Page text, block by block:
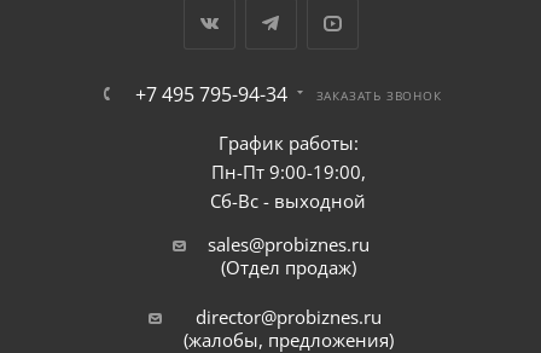
+7 495 795-94-34 ЗАКАЗАТЬ ЗВОНОК
График работы:
Пн-Пт 9:00-19:00,
Сб-Вс - выходной
sales@probiznes.ru
(Отдел продаж)
director@probiznes.ru
(жалобы, предложения)